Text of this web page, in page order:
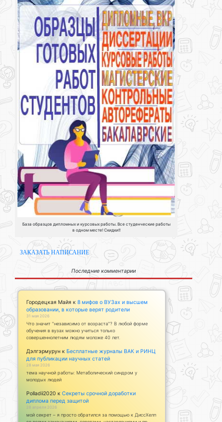
База образцов дипломных и курсовых работы. Все студенческие работы
в одном месте! Скидки!!
ЗАКАЗАТЬ НАПИСАНИЕ
Последние комментарии
Городецкая Майя к 8 мифов о ВУЗах и высшем
образовании, в которые верят родители
31 мая 2026
Что значит "независимо от возраста"? В любой форме
обучения в вузах можно учиться только
совершеннолетним людям моложе 40 лет.
Дэлгэрмурун к Бесплатные журналы ВАК и РИНЦ
для публикации научных статей
28 мая 2026
тема научной работы: Метаболический синдром у
молодых людей
Polladii2020 к Секреты срочной доработки
диплома перед защитой
28 апреля 2026
мой секрет – я просто обратился за помощью к ДиссХелп